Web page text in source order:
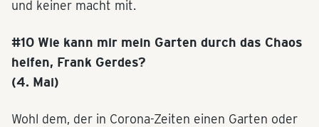
und keiner macht mit.
#10 Wie kann mir mein Garten durch das Chaos
helfen, Frank Gerdes?
(4. Mai)
Wohl dem, der in Corona-Zeiten einen Garten oder